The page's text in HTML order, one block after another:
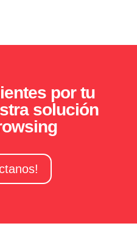
por tu
solución